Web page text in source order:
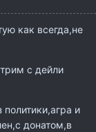
как всегда,не
с дейли
политики,агра и
донатом,в